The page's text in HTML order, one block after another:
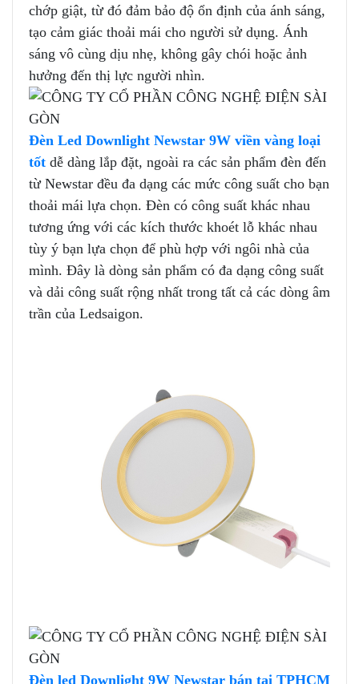
chớp giật, từ đó đảm bảo độ ổn định của ánh sáng,
tạo cảm giác thoải mái cho người sử dụng. Ánh
sáng vô cùng dịu nhẹ, không gây chói hoặc ảnh
hưởng đến thị lực người nhìn.
Đèn Led Downlight Newstar 9W viền vàng loại
tốt dễ dàng lắp đặt, ngoài ra các sản phẩm đèn đến
từ Newstar đều đa dạng các mức công suất cho bạn
thoải mái lựa chọn. Đèn có công suất khác nhau
tương ứng với các kích thước khoét lỗ khác nhau
tùy ý bạn lựa chọn để phù hợp với ngôi nhà của
mình. Đây là dòng sản phẩm có đa dạng công suất
và dải công suất rộng nhất trong tất cả các dòng âm
trần của Ledsaigon.
Đèn led Downlight 9W Newstar bán tại TPHCM